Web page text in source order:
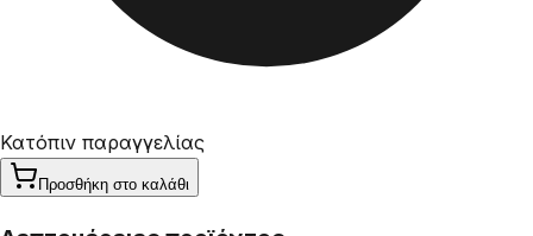
Κατόπιν παραγγελίας
Προσθήκη στο καλάθι